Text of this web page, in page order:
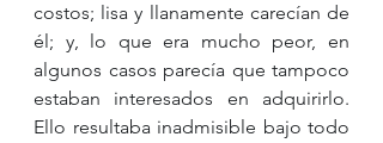
costos; lisa y llanamente carecían de
él; y, lo que era mucho peor, en
algunos casos parecía que tampoco
estaban interesados en adquirirlo.
Ello resultaba inadmisible bajo todo